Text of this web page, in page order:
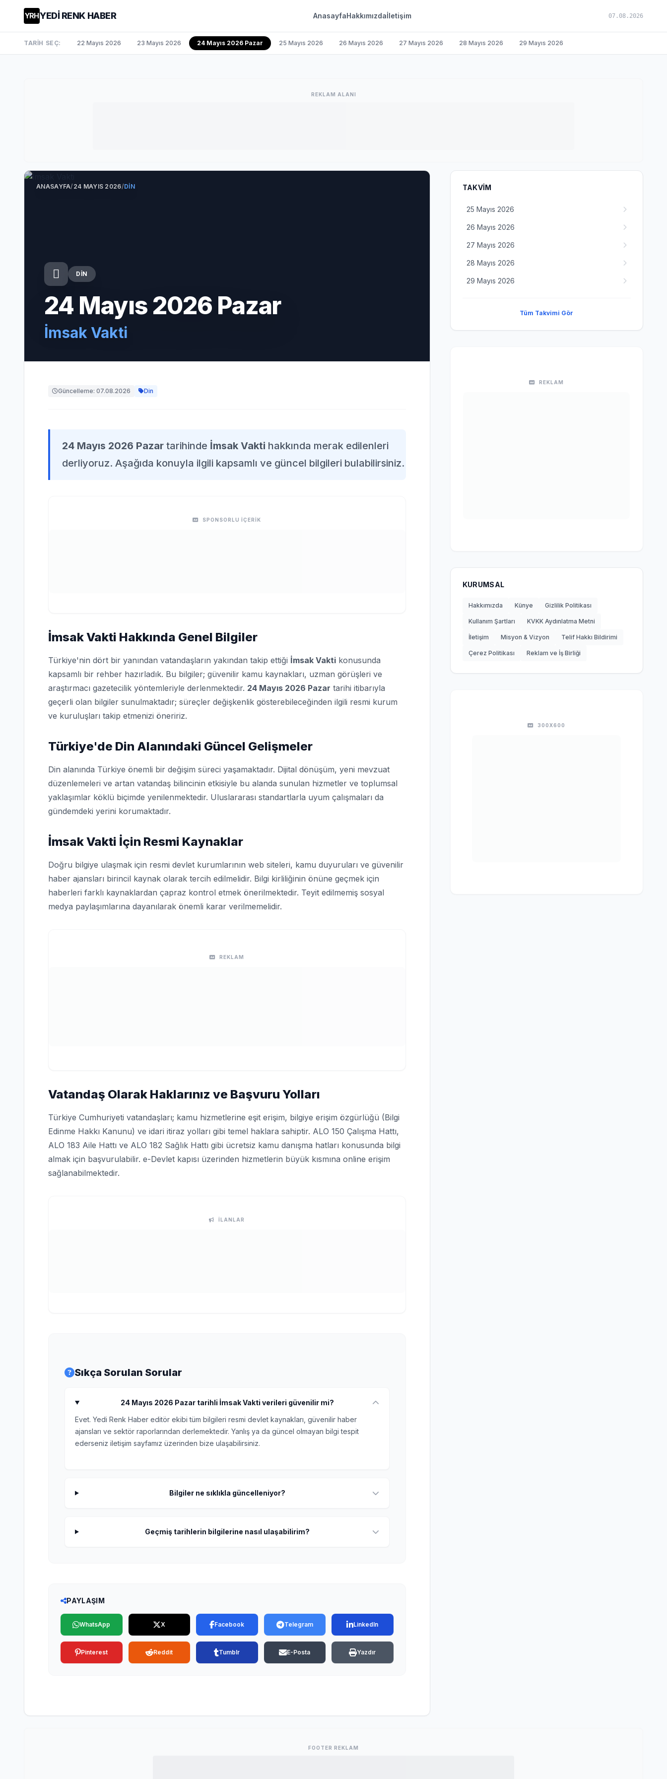
YRHYEDİ RENK HABER AnasayfaHakkımızdaİletişim 07.08.2026
TARİH SEÇ: 22 Mayıs 2026 23 Mayıs 2026 24 Mayıs 2026 Pazar 25 Mayıs 2026 26 Mayıs 2026 27 Mayıs 2026 28 Mayıs 2026 29 Mayıs 2026
REKLAM ALANI
ANASAYFA/24 MAYIS 2026/DIN
DIN
24 Mayıs 2026 Pazar
İmsak Vakti
Güncelleme: 07.08.2026 Din
24 Mayıs 2026 Pazar tarihinde İmsak Vakti hakkında merak edilenleri
derliyoruz. Aşağıda konuyla ilgili kapsamlı ve güncel bilgileri bulabilirsiniz.
SPONSORLU İÇERİK
İmsak Vakti Hakkında Genel Bilgiler
Türkiye'nin dört bir yanından vatandaşların yakından takip ettiği İmsak Vakti konusunda
kapsamlı bir rehber hazırladık. Bu bilgiler; güvenilir kamu kaynakları, uzman görüşleri ve
araştırmacı gazetecilik yöntemleriyle derlenmektedir. 24 Mayıs 2026 Pazar tarihi itibarıyla
geçerli olan bilgiler sunulmaktadır; süreçler değişkenlik gösterebileceğinden ilgili resmi kurum
ve kuruluşları takip etmenizi öneririz.
Türkiye'de Din Alanındaki Güncel Gelişmeler
Din alanında Türkiye önemli bir değişim süreci yaşamaktadır. Dijital dönüşüm, yeni mevzuat
düzenlemeleri ve artan vatandaş bilincinin etkisiyle bu alanda sunulan hizmetler ve toplumsal
yaklaşımlar köklü biçimde yenilenmektedir. Uluslararası standartlarla uyum çalışmaları da
gündemdeki yerini korumaktadır.
İmsak Vakti İçin Resmi Kaynaklar
Doğru bilgiye ulaşmak için resmi devlet kurumlarının web siteleri, kamu duyuruları ve güvenilir
haber ajansları birincil kaynak olarak tercih edilmelidir. Bilgi kirliliğinin önüne geçmek için
haberleri farklı kaynaklardan çapraz kontrol etmek önerilmektedir. Teyit edilmemiş sosyal
medya paylaşımlarına dayanılarak önemli karar verilmemelidir.
REKLAM
Vatandaş Olarak Haklarınız ve Başvuru Yolları
Türkiye Cumhuriyeti vatandaşları; kamu hizmetlerine eşit erişim, bilgiye erişim özgürlüğü (Bilgi
Edinme Hakkı Kanunu) ve idari itiraz yolları gibi temel haklara sahiptir. ALO 150 Çalışma Hattı,
ALO 183 Aile Hattı ve ALO 182 Sağlık Hattı gibi ücretsiz kamu danışma hatları konusunda bilgi
almak için başvurulabilir. e-Devlet kapısı üzerinden hizmetlerin büyük kısmına online erişim
sağlanabilmektedir.
İLANLAR
Sıkça Sorulan Sorular
24 Mayıs 2026 Pazar tarihli İmsak Vakti verileri güvenilir mi?
Evet. Yedi Renk Haber editör ekibi tüm bilgileri resmi devlet kaynakları, güvenilir haber
ajansları ve sektör raporlarından derlemektedir. Yanlış ya da güncel olmayan bilgi tespit
ederseniz iletişim sayfamız üzerinden bize ulaşabilirsiniz.
Bilgiler ne sıklıkla güncelleniyor?
Geçmiş tarihlerin bilgilerine nasıl ulaşabilirim?
PAYLAŞIM
WhatsApp X Facebook Telegram LinkedIn
Pinterest Reddit Tumblr E-Posta Yazdır
TAKVIM
25 Mayıs 2026
26 Mayıs 2026
27 Mayıs 2026
28 Mayıs 2026
29 Mayıs 2026
Tüm Takvimi Gör
REKLAM
KURUMSAL
Hakkımızda Künye Gizlilik Politikası
Kullanım Şartları KVKK Aydınlatma Metni
İletişim Misyon & Vizyon Telif Hakkı Bildirimi
Çerez Politikası Reklam ve İş Birliği
300X600
FOOTER REKLAM